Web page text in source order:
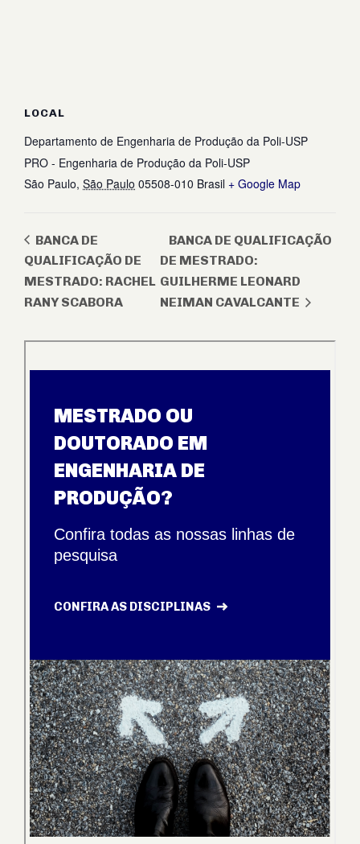
LOCAL
Departamento de Engenharia de Produção da Poli-USP
PRO - Engenharia de Produção da Poli-USP
São Paulo, São Paulo 05508-010 Brasil + Google Map
BANCA DE
QUALIFICAÇÃO DE
MESTRADO: RACHEL
RANY SCABORA
BANCA DE QUALIFICAÇÃO
DE MESTRADO:
GUILHERME LEONARD
NEIMAN CAVALCANTE